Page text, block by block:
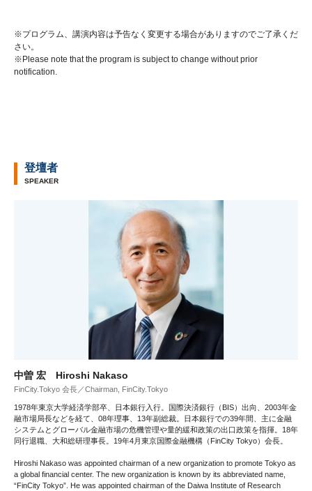
※プログラム、講演内容は予告なく変更する場合がありますのでご了承くだ
さい。
※Please note that the program is subject to change without prior
notification.
登壇者
SPEAKER
中曽 宏 Hiroshi Nakaso
FinCity.Tokyo 会長／Chairman, FinCity.Tokyo
1978年東京大学経済学部卒、日本銀行入行。国際決済銀行（BIS）出向、2003年金
融市場局長などを経て、08年理事、13年副総裁。日本銀行での39年間、主に金融
システムとグローバル金融市場の危機管理や量的緩和政策の出口政策を指揮。18年
同行退職、大和総研理事長。19年4月東京国際金融機構（FinCity Tokyo）会長。
Hiroshi Nakaso was appointed chairman of a new organization to promote Tokyo as
a global financial center. The new organization is known by its abbreviated name,
“FinCity Tokyo”. He was appointed chairman of the Daiwa Institute of Research